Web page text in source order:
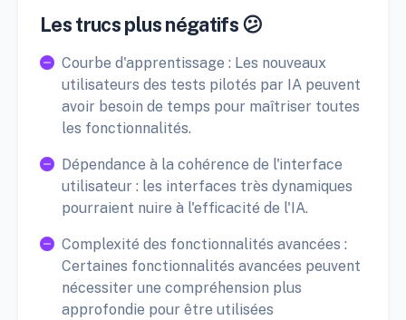
Les trucs plus négatifs 😕
Courbe d'apprentissage : Les nouveaux
utilisateurs des tests pilotés par IA peuvent
avoir besoin de temps pour maîtriser toutes
les fonctionnalités.
Dépendance à la cohérence de l'interface
utilisateur : les interfaces très dynamiques
pourraient nuire à l'efficacité de l'IA.
Complexité des fonctionnalités avancées :
Certaines fonctionnalités avancées peuvent
nécessiter une compréhension plus
approfondie pour être utilisées